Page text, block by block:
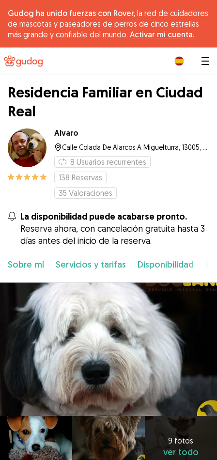
Gudog ha unido fuerzas con Rover, la red de cuidadores
de mascotas y paseadores de perros de cinco estrellas
más grande y confiable del mundo. Activar mi cuenta.
Residencia Familiar en Ciudad
Real
Alvaro
8 Usuarios recurrentes
138 Reservas
35 Valoraciones
La disponibilidad puede acabarse pronto.
Reserva ahora, con cancelación gratuita hasta 3
días antes del inicio de la reserva.
Sobre mí Servicios y tarifas Disponibilidad
9 fotos
ver todo